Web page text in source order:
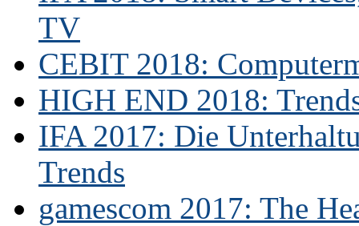
TV
CEBIT 2018:
HIGH END 2018:
IFA 2017: Die
Trends
gamescom 2017: The